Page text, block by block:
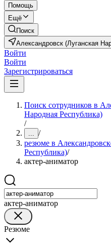
Помощь
Ещё
Поиск
Александровск (Луганская
Войти
Войти
Зарегистрироваться
Поиск сотрудников в
Народная Республика)
/
... /
резюме в
Республика)/
актер-аниматор
актер-аниматор
Резюме